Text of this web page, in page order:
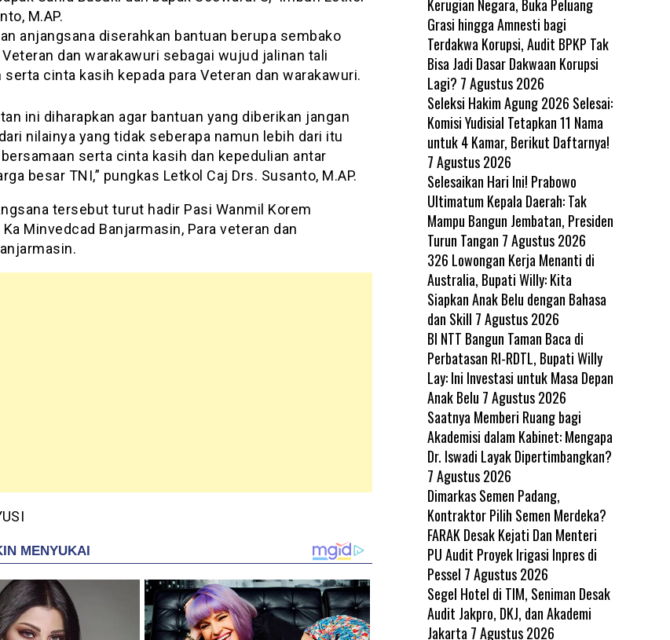
M.AP.
anjangsana diserahkan bantuan berupa sembako
Veteran dan warakawuri sebagai wujud jalinan tali
serta cinta kasih kepada para Veteran dan warakawuri.
ini diharapkan agar bantuan yang diberikan jangan
nilainya yang tidak seberapa namun lebih dari itu
serta cinta kasih dan kepedulian antar
besar TNI,” pungkas Letkol Caj Drs. Susanto, M.AP.
tersebut turut hadir Pasi Wanmil Korem
Minvedcad Banjarmasin, Para veteran dan
Kerugian Negara, Buka Peluang
Grasi hingga Amnesti bagi
Terdakwa Korupsi, Audit BPKP Tak
Bisa Jadi Dasar Dakwaan Korupsi
Lagi? 7 Agustus 2026
Seleksi Hakim Agung 2026 Selesai:
Komisi Yudisial Tetapkan 11 Nama
untuk 4 Kamar, Berikut Daftarnya!
7 Agustus 2026
Selesaikan Hari Ini! Prabowo
Ultimatum Kepala Daerah: Tak
Mampu Bangun Jembatan, Presiden
Turun Tangan 7 Agustus 2026
326 Lowongan Kerja Menanti di
Australia, Bupati Willy: Kita
Siapkan Anak Belu dengan Bahasa
dan Skill 7 Agustus 2026
BI NTT Bangun Taman Baca di
Perbatasan RI-RDTL, Bupati Willy
Lay: Ini Investasi untuk Masa Depan
Anak Belu 7 Agustus 2026
Saatnya Memberi Ruang bagi
Akademisi dalam Kabinet: Mengapa
Dr. Iswadi Layak Dipertimbangkan?
7 Agustus 2026
Dimarkas Semen Padang,
Kontraktor Pilih Semen Merdeka?
FARAK Desak Kejati Dan Menteri
PU Audit Proyek Irigasi Inpres di
Pessel 7 Agustus 2026
Segel Hotel di TIM, Seniman Desak
Audit Jakpro, DKJ, dan Akademi
Jakarta 7 Agustus 2026